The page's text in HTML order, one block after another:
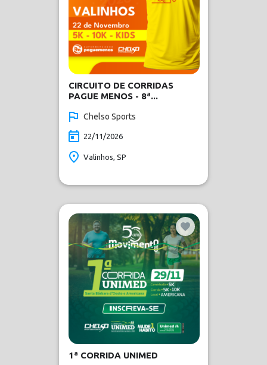
CIRCUITO DE CORRIDAS
PAGUE MENOS - 8ª...
Chelso Sports
22/11/2026
Valinhos, SP
1ª CORRIDA UNIMED